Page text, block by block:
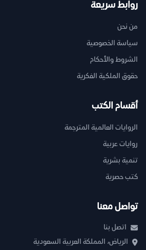
روابط سريعة
من نحن
سياسة الخصوصية
الشروط والأحكام
حقوق الملكية الفكرية
أقسام الكتب
الروايات العالمية المترجمة
روايات عربية
تنمية بشرية
كتب حصرية
تواصل معنا
اتصل بنا
الرياض، المملكة العربية السعودية